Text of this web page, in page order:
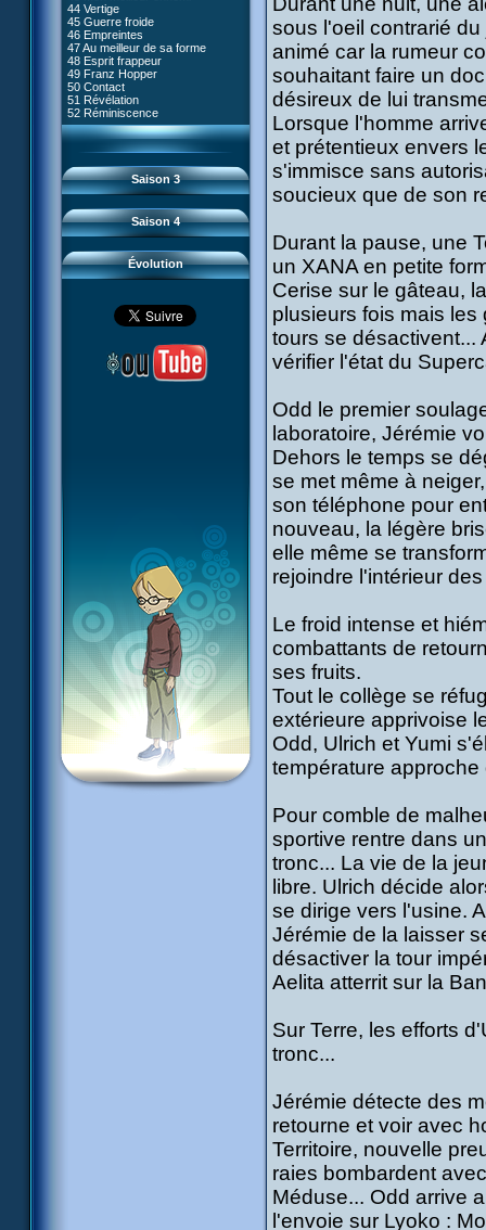
44 Vertige
45 Guerre froide
46 Empreintes
47 Au meilleur de sa forme
48 Esprit frappeur
49 Franz Hopper
50 Contact
51 Révélation
52 Réminiscence
Saison 3
54 Lyoko moins un
55 Raz de marée
56 Fausse piste
57 Aelita
58 Le prétendant
59 Le secret
60 Tarentule au plafond
61 Sabotage
62 Désincarnation
63 Triple sot
64 Surmenage
65 Dernier round
Saison 4
81 Oeil pour oeil
82 Mémoire blanche
83 Superstition
84 Missile guidé
85 La belle de Kadic
86 Kiwi superstar
87 Planète bleue
88 Cousins ennemis
89 Il est sensé d'être insensé
90 Médusée
91 Mauvaises ondes
93 Retour
94 Contre-attaque
95 Souvenirs
Évolution
#09 - Comment tromper XANA
#10 - Le réveil du guerrier
#11 - Rendez-vous
#12 - Chaos à Kadic
#13 - Vendredi 13
#14 - Intrusion
#15 - Les sans-codes
#16 - Confusion
#17 - Un avenir professionnel
assuré
#18 - Obstination
#19 - Le piège
#21 - Faux-semblants
#22 - Mutinerie
#24 - Paradoxe temporel
#25 - Hécatombe
#26 - Ultime mission
sous l'oeil contrarié
animé car la rumeur
souhaitant faire un
désireux de lui
Lorsque l'homme
et prétentieux envers
s'immisce sans
soucieux que de son
Durant la pause, une
un XANA en petite
Cerise sur le gâteau,
plusieurs fois mais
tours se désactivent...
vérifier l'état du
Odd le premier
laboratoire, Jérémie
Dehors le temps se
se met même à
son téléphone pour
nouveau, la légère
elle même se
rejoindre l'intérieur
Le froid intense et
combattants de
ses fruits.
Tout le collège se
extérieure apprivoise
Odd, Ulrich et Yumi
température approche
Pour comble de
sportive rentre dans
tronc... La vie de la
libre. Ulrich décide
se dirige vers l'usine.
Jérémie de la laisser
désactiver la tour
Aelita atterrit sur la
Sur Terre, les efforts
tronc...
Jérémie détecte des
retourne et voir avec
Territoire, nouvelle
raies bombardent
Méduse... Odd arrive
l'envoie sur Lyoko :